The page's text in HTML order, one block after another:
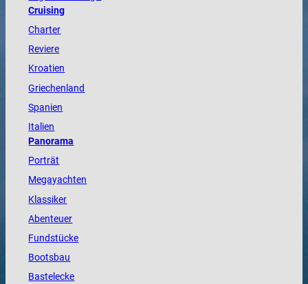
Cruising
Charter
Reviere
Kroatien
Griechenland
Spanien
Italien
Panorama
Porträt
Megayachten
Klassiker
Abenteuer
Fundstücke
Bootsbau
Bastelecke